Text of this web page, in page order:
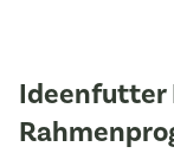
Ideenfutter